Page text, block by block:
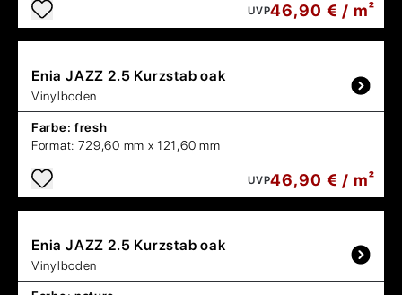
UVP46,90 € / m²
Enia JAZZ 2.5 Kurzstab oak
Vinylboden
Farbe: fresh
Format: 729,60 mm x 121,60 mm
UVP46,90 € / m²
Enia JAZZ 2.5 Kurzstab oak
Vinylboden